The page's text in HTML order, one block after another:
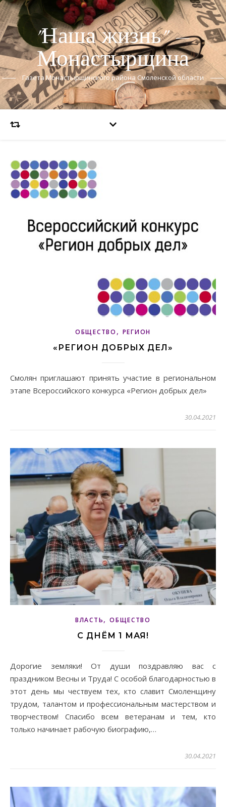
"Наша жизнь" —
Монастырщина
Газета Монастырщинского района Смоленской области
ОБЩЕСТВО , РЕГИОН
«РЕГИОН ДОБРЫХ ДЕЛ»
Смолян приглашают принять участие в региональном
этапе Всероссийского конкурса «Регион добрых дел»
30.04.2021
ВЛАСТЬ,ОБЩЕСТВО
С ДНЁМ 1 МАЯ!
Дорогие земляки! От души поздравляю вас с
праздником Весны и Труда! С особой благодарностью в
этот день мы чествуем тех, кто славит Смоленщину
трудом, талантом и профессиональным мастерством и
творчеством! Спасибо всем ветеранам и тем, кто
только начинает рабочую биографию,…
30.04.2021